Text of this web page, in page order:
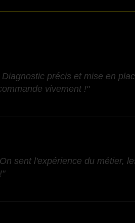
précis et mise en
vivement !"
sent l'expérience du métier,